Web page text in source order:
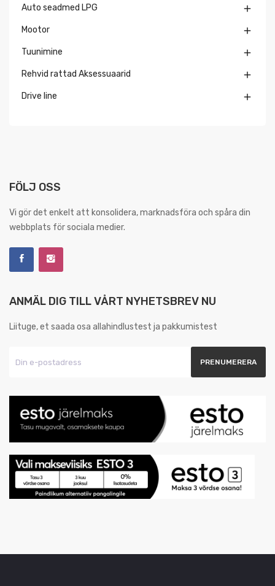
Auto seadmed LPG 
Mootor 
Tuunimine 
Rehvid rattad Aksessuaarid 
Drive line 
FÖLJ OSS
Vi gör det enkelt att konsolidera, marknadsföra och spåra din
webbplats för sociala medier.
ANMÄL DIG TILL VÅRT NYHETSBREV NU
Liituge, et saada osa allahindlustest ja pakkumistest